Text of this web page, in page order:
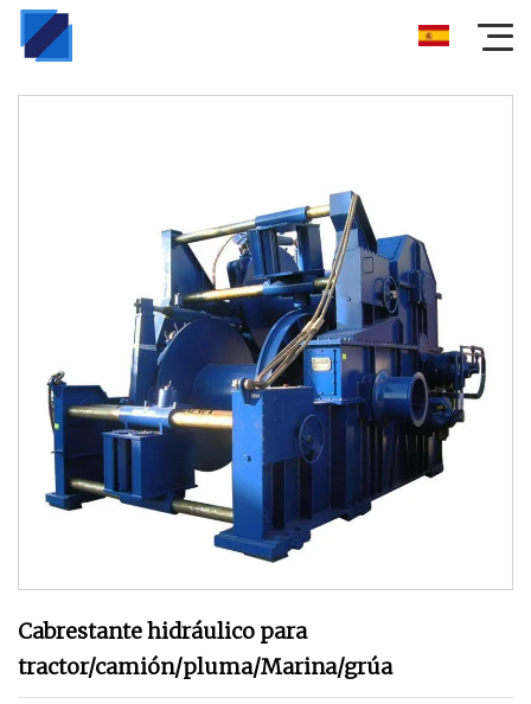
Cabrestante hidráulico para
tractor/camión/pluma/Marina/grúa